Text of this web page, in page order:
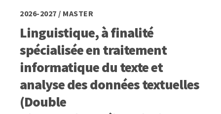
2026-2027 / MASTER
Linguistique, à finalité
spécialisée en traitement
informatique du texte et
analyse des données textuelles
(Double